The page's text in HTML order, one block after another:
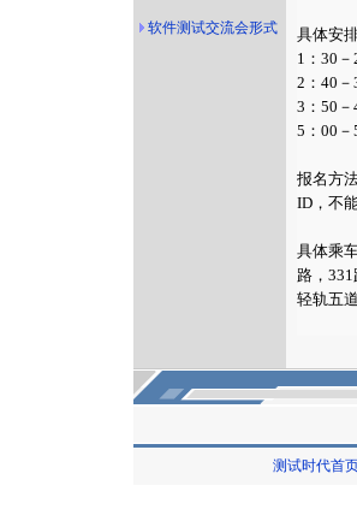
软件测试交流会形式
具体安
1：30
2：40
3：50
5：00
报名方
ID，不
具体乘
路，
轻轨五
测试时代首